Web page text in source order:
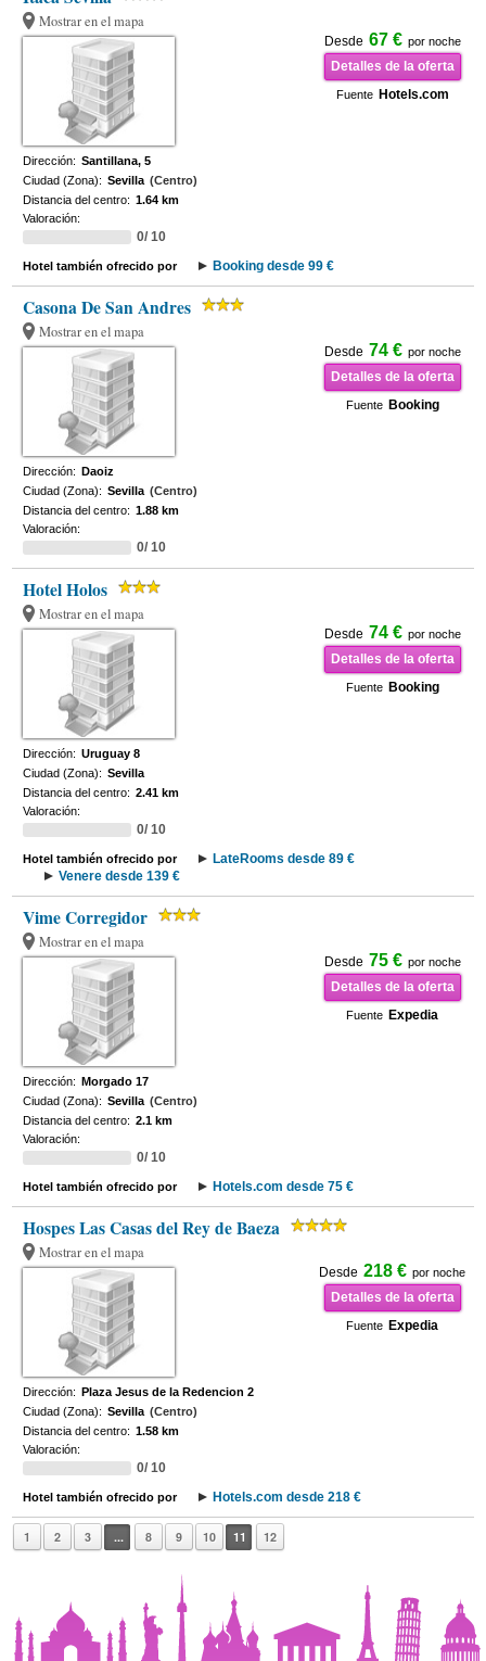
Mostrar en el mapa
Desde 67 € por noche
Detalles de la oferta
Fuente Hotels.com
Dirección: Santillana, 5
Ciudad (Zona): Sevilla (Centro)
Distancia del centro: 1.64 km
Valoración:
0/ 10
Hotel también ofrecido por Booking desde 99 €
Casona De San Andres
Mostrar en el mapa
Desde 74 € por noche
Detalles de la oferta
Fuente Booking
Dirección: Daoiz
Ciudad (Zona): Sevilla (Centro)
Distancia del centro: 1.88 km
Valoración:
0/ 10
Hotel Holos
Mostrar en el mapa
Desde 74 € por noche
Detalles de la oferta
Fuente Booking
Dirección: Uruguay 8
Ciudad (Zona): Sevilla
Distancia del centro: 2.41 km
Valoración:
0/ 10
Hotel también ofrecido por
LateRooms desde 89 €
Venere desde 139 €
Vime Corregidor
Mostrar en el mapa
Desde 75 € por noche
Detalles de la oferta
Fuente Expedia
Dirección: Morgado 17
Ciudad (Zona): Sevilla (Centro)
Distancia del centro: 2.1 km
Valoración:
0/ 10
Hotel también ofrecido por Hotels.com desde 75 €
Hospes Las Casas del Rey de Baeza
Mostrar en el mapa
Desde 218 € por noche
Detalles de la oferta
Fuente Expedia
Dirección: Plaza Jesus de la Redencion 2
Ciudad (Zona): Sevilla (Centro)
Distancia del centro: 1.58 km
Valoración:
0/ 10
Hotel también ofrecido por Hotels.com desde 218 €
1 2 3 ... 8 9 10 11 12